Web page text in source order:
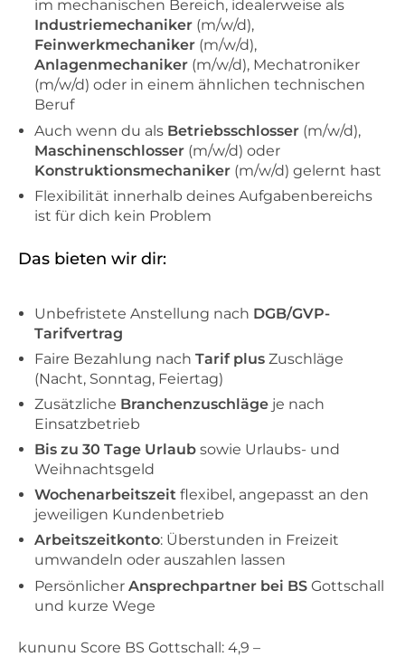
im mechanischen Bereich, idealerweise als
Industriemechaniker (m/w/d),
Feinwerkmechaniker (m/w/d),
Anlagenmechaniker (m/w/d), Mechatroniker
(m/w/d) oder in einem ähnlichen technischen
Beruf
Auch wenn du als Betriebsschlosser (m/w/d),
Maschinenschlosser (m/w/d) oder
Konstruktionsmechaniker (m/w/d) gelernt hast
Flexibilität innerhalb deines Aufgabenbereichs
ist für dich kein Problem
Das bieten wir dir:
Unbefristete Anstellung nach DGB/GVP-
Tarifvertrag
Faire Bezahlung nach Tarif plus Zuschläge
(Nacht, Sonntag, Feiertag)
Zusätzliche Branchenzuschläge je nach
Einsatzbetrieb
Bis zu 30 Tage Urlaub sowie Urlaubs- und
Weihnachtsgeld
Wochenarbeitszeit flexibel, angepasst an den
jeweiligen Kundenbetrieb
Arbeitszeitkonto: Überstunden in Freizeit
umwandeln oder auszahlen lassen
Persönlicher Ansprechpartner bei BS Gottschall
und kurze Wege
kununu Score BS Gottschall: 4,9 –